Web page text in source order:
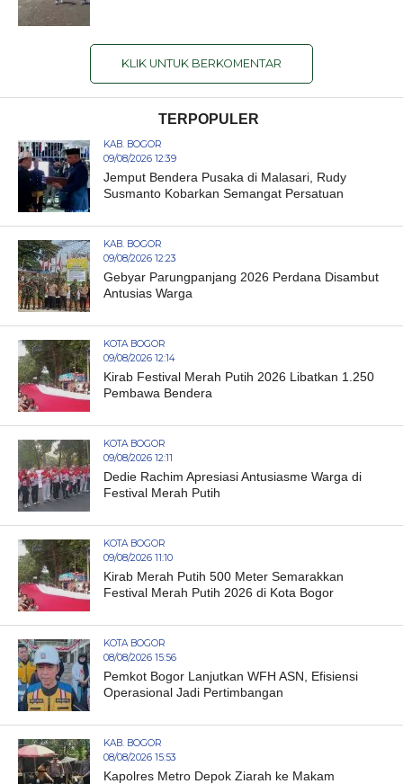
KLIK UNTUK BERKOMENTAR
TERPOPULER
KAB. BOGOR
09/08/2026 12:39
Jemput Bendera Pusaka di Malasari, Rudy
Susmanto Kobarkan Semangat Persatuan
KAB. BOGOR
09/08/2026 12:23
Gebyar Parungpanjang 2026 Perdana Disambut
Antusias Warga
KOTA BOGOR
09/08/2026 12:14
Kirab Festival Merah Putih 2026 Libatkan 1.250
Pembawa Bendera
KOTA BOGOR
09/08/2026 12:11
Dedie Rachim Apresiasi Antusiasme Warga di
Festival Merah Putih
KOTA BOGOR
09/08/2026 11:10
Kirab Merah Putih 500 Meter Semarakkan
Festival Merah Putih 2026 di Kota Bogor
KOTA BOGOR
08/08/2026 15:56
Pemkot Bogor Lanjutkan WFH ASN, Efisiensi
Operasional Jadi Pertimbangan
KAB. BOGOR
08/08/2026 15:53
Kapolres Metro Depok Ziarah ke Makam